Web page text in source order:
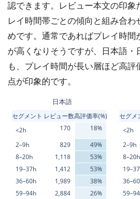
認できます。レビュー本文の印象
レイ時間帯ごとの傾向と組み合わ
めです。通常であればプレイ時間
が高くなりそうですが、日本語・
も、プレイ時間が長い層ほど高評
点が印象的です。